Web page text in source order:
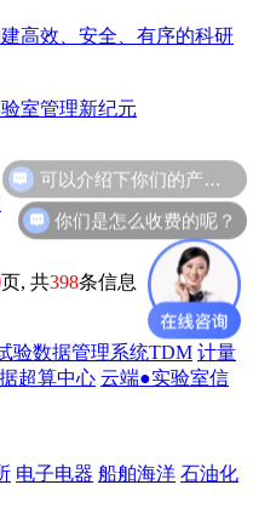
高效、安全、有序的科研
室管理新纪元
页, 共398条信息
验数据管理系统TDM 计量
超算中心 云端●实验室信
电子电器 船舶海洋 石油化
可以介绍下你们的产品么？
你们是怎么收费的呢？